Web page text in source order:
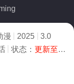
漫 2025
3.0
状态： 更新至63集